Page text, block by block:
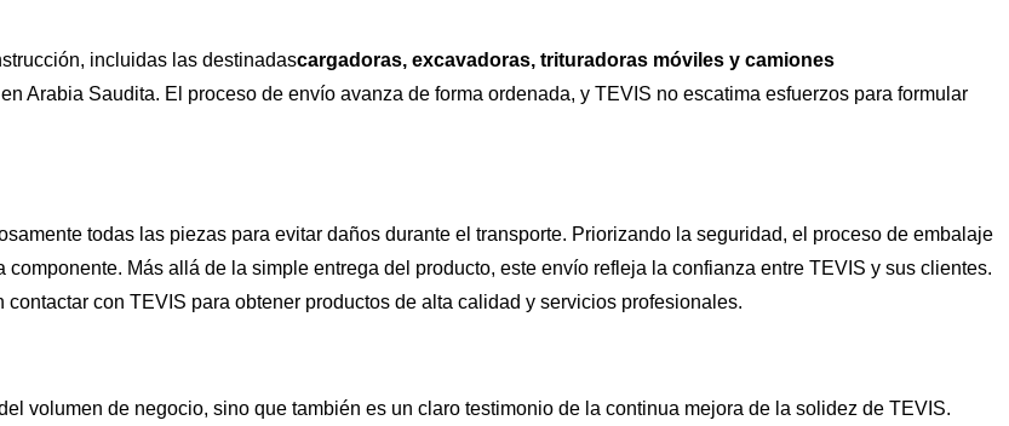
incluidas las destinadascargadoras, excavadoras, trituradoras móviles y camiones
Arabia Saudita. El proceso de envío avanza de forma ordenada, y TEVIS no escatima esfuerzos para formular
todas las piezas para evitar daños durante el transporte. Priorizando la seguridad, el proceso de embalaje
Más allá de la simple entrega del producto, este envío refleja la confianza entre TEVIS y sus clientes.
con TEVIS para obtener productos de alta calidad y servicios profesionales.
volumen de negocio, sino que también es un claro testimonio de la continua mejora de la solidez de TEVIS.